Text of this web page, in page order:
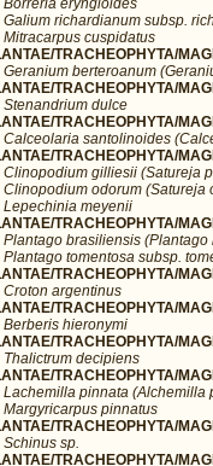
Borreria eryngioides
Galium richardianum subsp.
Mitracarpus cuspidatus
TRACHEOPHYTA/
Geranium berteroanum
TRACHEOPHYTA/
Stenandrium dulce
TRACHEOPHYTA/
Calceolaria santolinoides
TRACHEOPHYTA/
Clinopodium gilliesii (Satureja
Clinopodium odorum (Satureja
Lepechinia meyenii
TRACHEOPHYTA/
Plantago brasiliensis
Plantago tomentosa subsp.
TRACHEOPHYTA/
Croton argentinus
TRACHEOPHYTA/
Berberis hieronymi
TRACHEOPHYTA/
Thalictrum decipiens
TRACHEOPHYTA/
Lachemilla pinnata (Alchemilla
Margyricarpus pinnatus
TRACHEOPHYTA/
Schinus sp.
TRACHEOPHYTA/